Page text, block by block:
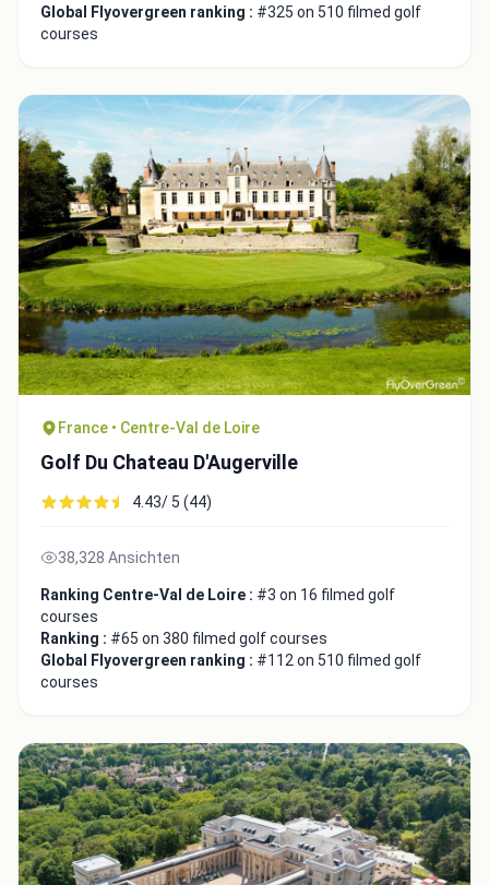
Global Flyovergreen ranking : #325 on 510 filmed golf
courses
France • Centre-Val de Loire
Golf Du Chateau D'Augerville
4.43/ 5 (44)
38,328 Ansichten
Ranking Centre-Val de Loire : #3 on 16 filmed golf
courses
Ranking : #65 on 380 filmed golf courses
Global Flyovergreen ranking : #112 on 510 filmed golf
courses
Video choice:
Copy to Clipboard